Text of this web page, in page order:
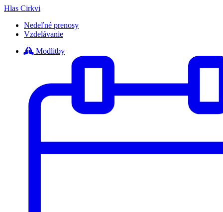
Hlas Cirkvi
Nedeľné prenosy
Vzdelávanie
Modlitby